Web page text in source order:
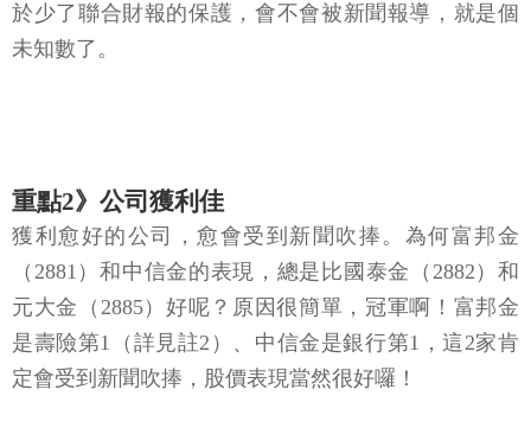
於少了聯合財報的保護，會不會被新聞報導，就是個
未知數了。
重點2》公司獲利佳
獲利愈好的公司，愈會受到新聞吹捧。為何富邦金
（2881）和中信金的表現，總是比國泰金（2882）和
元大金（2885）好呢？原因很簡單，冠軍啊！富邦金
是壽險第1（詳見註2）、中信金是銀行第1，這2家肯
定會受到新聞吹捧，股價表現當然很好囉！